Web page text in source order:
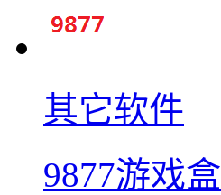
其它软件
9877游戏盒